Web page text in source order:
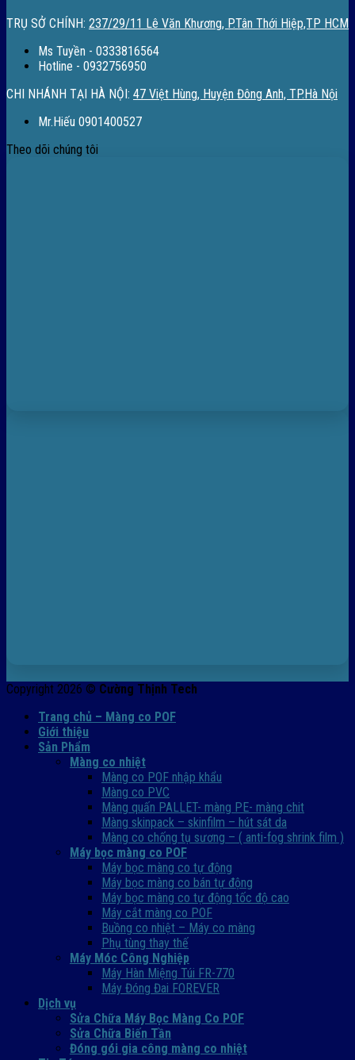
TRỤ SỞ CHÍNH: 237/29/11 Lê Văn Khương, P.Tân Thới Hiệp,TP HCM
Ms Tuyền - 0333816564
Hotline - 0932756950
CHI NHÁNH TẠI HÀ NỘI: 47 Việt Hùng, Huyện Đông Anh, TP.Hà Nội
Mr.Hiếu 0901400527
Theo dõi chúng tôi
Copyright 2026 © Cường Thịnh Tech
Trang chủ – Màng co POF
Giới thiệu
Sản Phẩm
Màng co nhiệt
Màng co POF nhập khẩu
Màng co PVC
Màng quấn PALLET- màng PE- màng chit
Màng skinpack – skinfilm – hút sát da
Màng co chống tụ sương – ( anti-fog shrink film )
Máy bọc màng co POF
Máy bọc màng co tự động
Máy bọc màng co bán tự động
Máy bọc màng co tự động tốc độ cao
Máy cắt màng co POF
Buồng co nhiệt – Máy co màng
Phụ tùng thay thế
Máy Móc Công Nghiệp
Máy Hàn Miệng Túi FR-770
Máy Đóng Đai FOREVER
Dịch vụ
Sửa Chữa Máy Bọc Màng Co POF
Sửa Chữa Biến Tần
Đóng gói gia công màng co nhiệt